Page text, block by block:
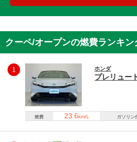
クーペ/オープンの燃費ランキン
1 ホンダ
プレリュー
燃費 23.6km/L ガソリン